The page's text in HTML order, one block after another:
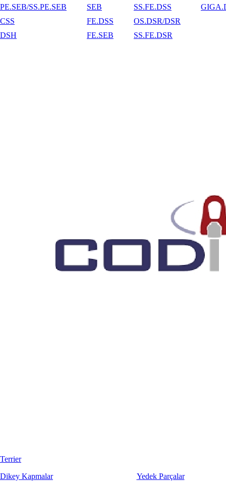
PE.SEB/SS.PE.SEB
CSS
DSH
SEB
FE.DSS
FE.SEB
SS.FE.DSS
OS.DSR/DSR
SS.FE.DSR
Terrier
Dikey Kapmalar
Yedek Parçalar